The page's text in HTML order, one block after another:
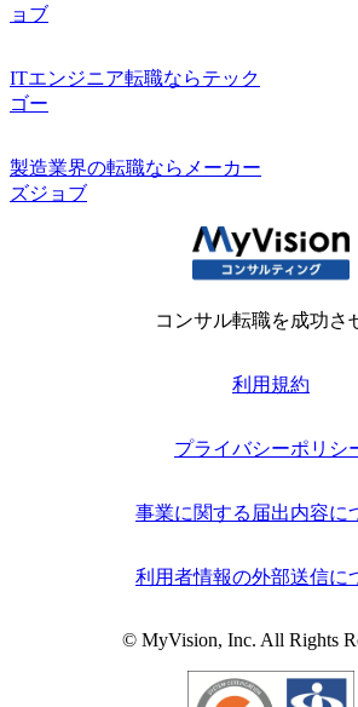
ョブ
ITエンジニア転職ならテック
ゴー
製造業界の転職ならメーカー
ズジョブ
コンサル転職を成功さ
利用規約
プライバシーポリシ
事業に関する届出内容に
利用者情報の外部送信に
© MyVision, Inc. All Rights